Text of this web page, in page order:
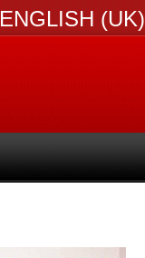
ENGLISH (UK)